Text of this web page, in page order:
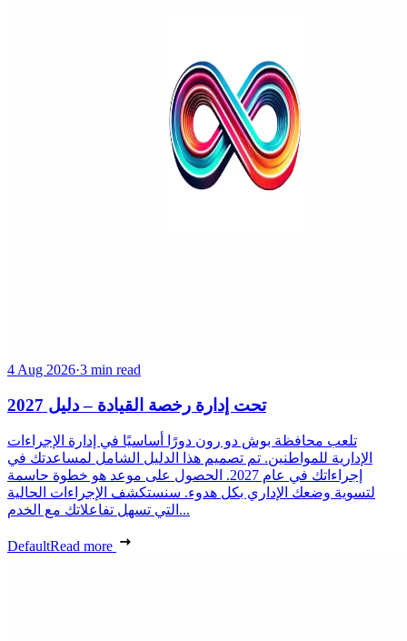
4 Aug 2026·3 min read
تحت إدارة رخصة القيادة – دليل 2027
تلعب محافظة بوش دو رون دورًا أساسيًا في إدارة الإجراءات
الإدارية للمواطنين. تم تصميم هذا الدليل الشامل لمساعدتك في
إجراءاتك في عام 2027. الحصول على موعد هو خطوة حاسمة
لتسوية وضعك الإداري بكل هدوء. سنستكشف الإجراءات الحالية
التي تسهل تفاعلاتك مع الخدم...
DefaultRead more